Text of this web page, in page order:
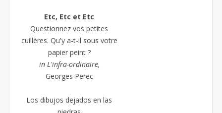
Etc, Etc et Etc
Questionnez vos petites
cuillères. Qu'y a-t-il sous votre
papier peint ?
in L'infra-ordinaire,
Georges Perec
Los dibujos dejados en las